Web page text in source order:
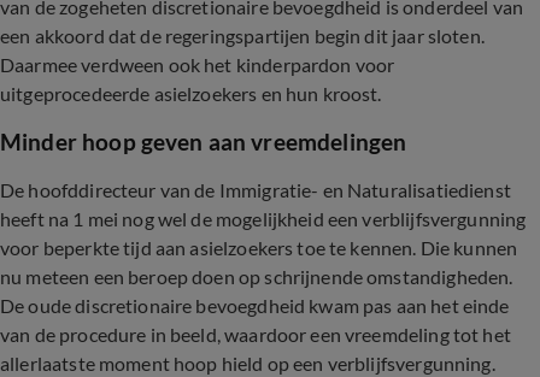
van de zogeheten discretionaire bevoegdheid is onderdeel van
een akkoord dat de regeringspartijen begin dit jaar sloten.
Daarmee verdween ook het kinderpardon voor
uitgeprocedeerde asielzoekers en hun kroost.
Minder hoop geven aan vreemdelingen
De hoofddirecteur van de Immigratie- en Naturalisatiedienst
heeft na 1 mei nog wel de mogelijkheid een verblijfsvergunning
voor beperkte tijd aan asielzoekers toe te kennen. Die kunnen
nu meteen een beroep doen op schrijnende omstandigheden.
De oude discretionaire bevoegdheid kwam pas aan het einde
van de procedure in beeld, waardoor een vreemdeling tot het
allerlaatste moment hoop hield op een verblijfsvergunning.